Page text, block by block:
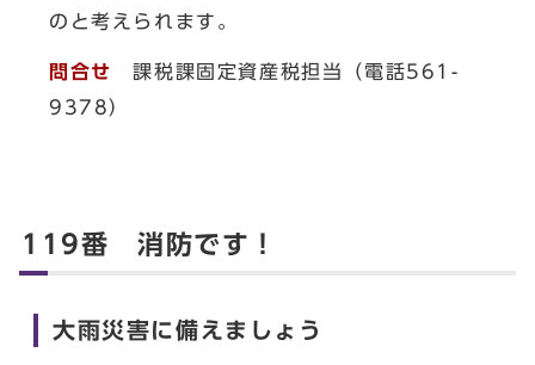
のと考えられます。
問合せ
課税課固定資産税担当（電話561-
9378）
119番 消防です！
大雨災害に備えましょう